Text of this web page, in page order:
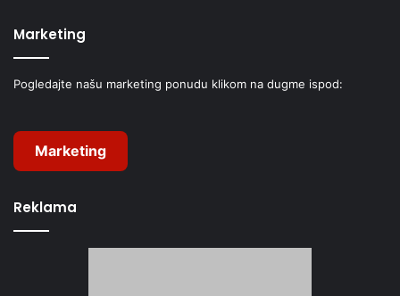
Marketing
Pogledajte našu marketing ponudu klikom na dugme ispod:
Marketing
Reklama